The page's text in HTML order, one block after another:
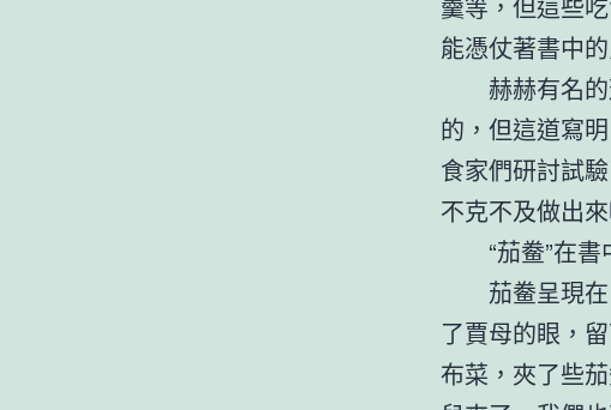
能憑仗著書中
赫赫有名
的，但這道寫
食家們研討試
不克不及做出
“茄鲞”在
茄鲞呈現
了賈母的眼，
布菜，夾了些